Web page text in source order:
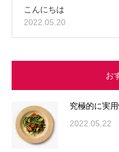
こんにちは
2022.05.20
お
究極的に実
2022.05.22